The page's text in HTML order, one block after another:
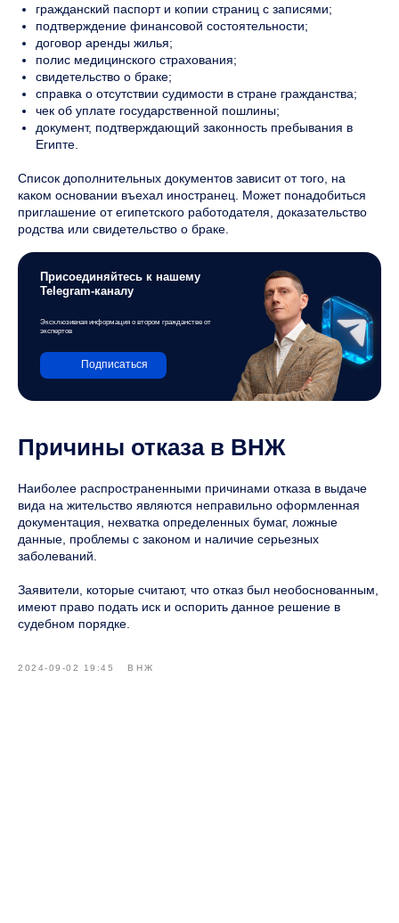
гражданский паспорт и копии страниц с записями;
подтверждение финансовой состоятельности;
договор аренды жилья;
полис медицинского страхования;
свидетельство о браке;
справка о отсутствии судимости в стране гражданства;
чек об уплате государственной пошлины;
документ, подтверждающий законность пребывания в
Египте.
Список дополнительных документов зависит от того, на
каком основании въехал иностранец. Может понадобиться
приглашение от египетского работодателя, доказательство
родства или свидетельство о браке.
Присоединяйтесь к нашему
Telegram-каналу
Эксклюзивная информация о втором гражданстве от
экспертов
Подписаться
Причины отказа в ВНЖ
Наиболее распространенными причинами отказа в выдаче
вида на жительство являются неправильно оформленная
документация, нехватка определенных бумаг, ложные
данные, проблемы с законом и наличие серьезных
заболеваний.
Заявители, которые считают, что отказ был необоснованным,
имеют право подать иск и оспорить данное решение в
судебном порядке.
2024-09-02 19:45 ВНЖ